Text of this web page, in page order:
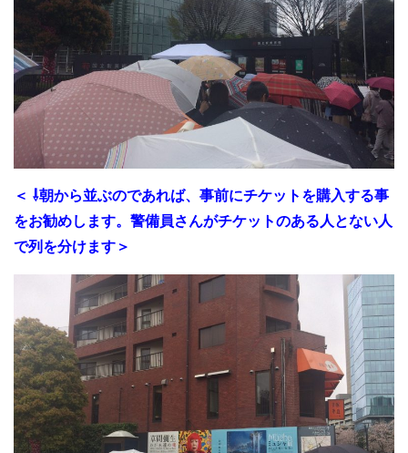
＜ ⇩朝から並ぶのであれば、事前にチケットを購入する事
をお勧めします。警備員さんがチケットのある人とない人
で列を分けます＞